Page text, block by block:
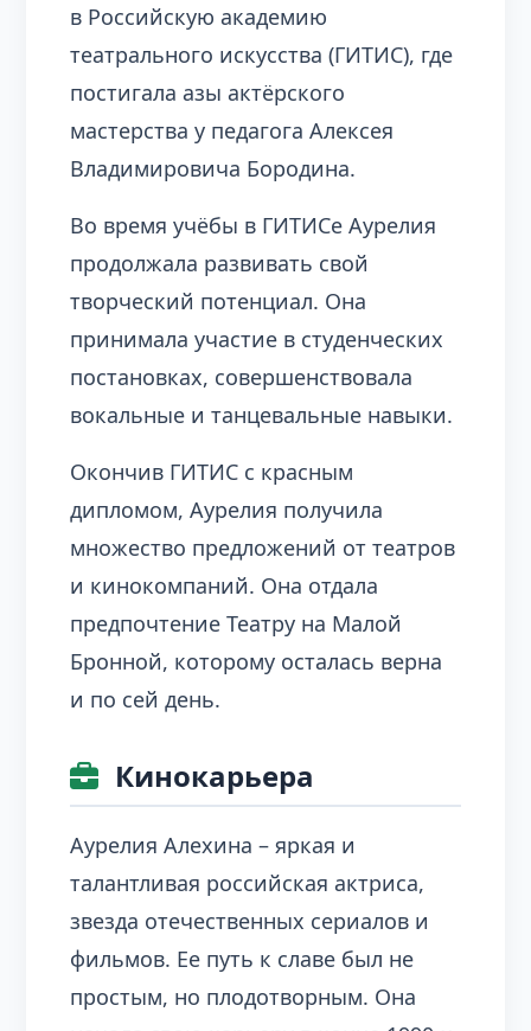
в Российскую академию
театрального искусства (ГИТИС), где
постигала азы актёрского
мастерства у педагога Алексея
Владимировича Бородина.
Во время учёбы в ГИТИСе Аурелия
продолжала развивать свой
творческий потенциал. Она
принимала участие в студенческих
постановках, совершенствовала
вокальные и танцевальные навыки.
Окончив ГИТИС с красным
дипломом, Аурелия получила
множество предложений от театров
и кинокомпаний. Она отдала
предпочтение Театру на Малой
Бронной, которому осталась верна
и по сей день.
Кинокарьера
Аурелия Алехина – яркая и
талантливая российская актриса,
звезда отечественных сериалов и
фильмов. Ее путь к славе был не
простым, но плодотворным. Она